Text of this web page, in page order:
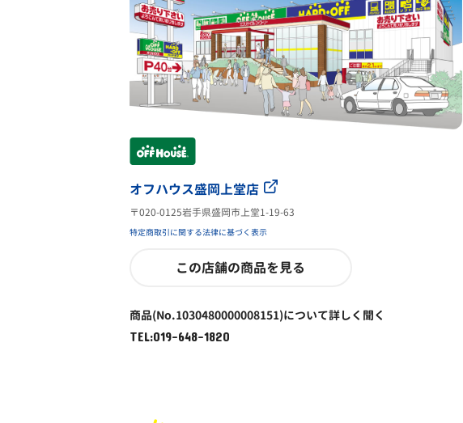
オフハウス盛岡上堂店
〒020-0125岩手県盛岡市上堂1-19-63
特定商取引に関する法律に基づく表示
この店舗の商品を見る
商品(No.1030480000008151)について詳しく聞く
TEL:019-648-1820